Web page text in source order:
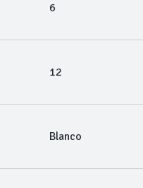
6
12
Blanco